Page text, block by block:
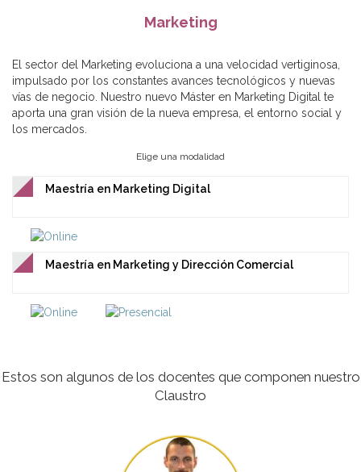
Marketing
El sector del Marketing evoluciona a una velocidad vertiginosa,
impulsado por los constantes avances tecnológicos y nuevas
vías de negocio. Nuestro nuevo Máster en Marketing Digital te
aporta una gran visión de la nueva empresa, el entorno social y
los mercados.
Elige una modalidad
Maestría en Marketing Digital
Maestría en Marketing y Dirección Comercial
Estos son algunos de los docentes que componen nuestro
Claustro